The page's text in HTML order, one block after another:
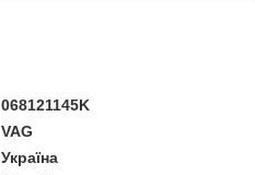
068121145K
VAG
Україна